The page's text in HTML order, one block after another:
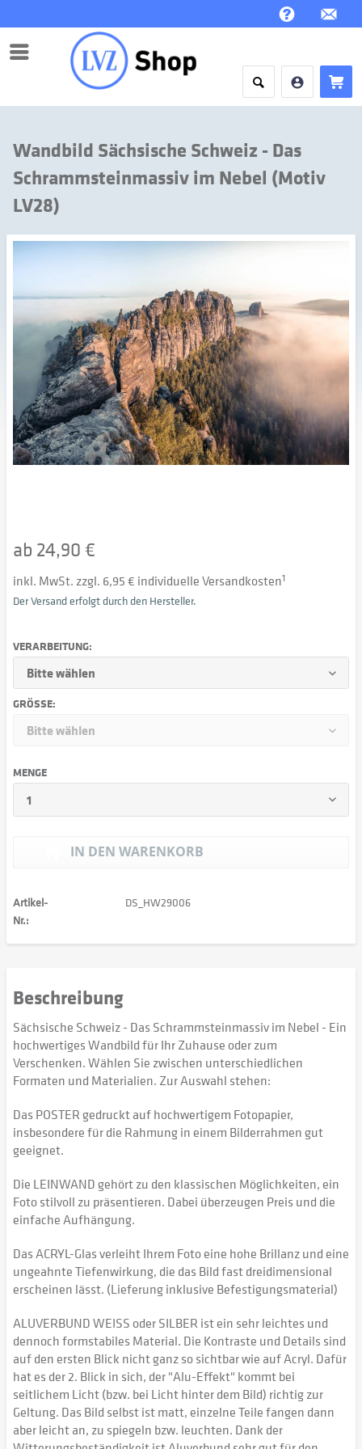
Menü
Wandbild Sächsische Schweiz - Das
Schrammsteinmassiv im Nebel (Motiv
LV28)
ab 24,90 €
inkl. MwSt. zzgl. 6,95 € individuelle Versandkosten1
Der Versand erfolgt durch den Hersteller.
VERARBEITUNG:
GRÖSSE:
MENGE
IN DEN WARENKORB
Artikel-
Nr.:
DS_HW29006
Beschreibung
Sächsische Schweiz - Das Schrammsteinmassiv im Nebel - Ein
hochwertiges Wandbild für Ihr Zuhause oder zum
Verschenken. Wählen Sie zwischen unterschiedlichen
Formaten und Materialien. Zur Auswahl stehen:
Das POSTER gedruckt auf hochwertigem Fotopapier,
insbesondere für die Rahmung in einem Bilderrahmen gut
geeignet.
Die LEINWAND gehört zu den klassischen Möglichkeiten, ein
Foto stilvoll zu präsentieren. Dabei überzeugen Preis und die
einfache Aufhängung.
Das ACRYL-Glas verleiht Ihrem Foto eine hohe Brillanz und eine
ungeahnte Tiefenwirkung, die das Bild fast dreidimensional
erscheinen lässt. (Lieferung inklusive Befestigungsmaterial)
ALUVERBUND WEISS oder SILBER ist ein sehr leichtes und
dennoch formstabiles Material. Die Kontraste und Details sind
auf den ersten Blick nicht ganz so sichtbar wie auf Acryl. Dafür
hat es der 2. Blick in sich, der "Alu-Effekt" kommt bei
seitlichem Licht (bzw. bei Licht hinter dem Bild) richtig zur
Geltung. Das Bild selbst ist matt, einzelne Teile fangen dann
aber leicht an, zu spiegeln bzw. leuchten. Dank der